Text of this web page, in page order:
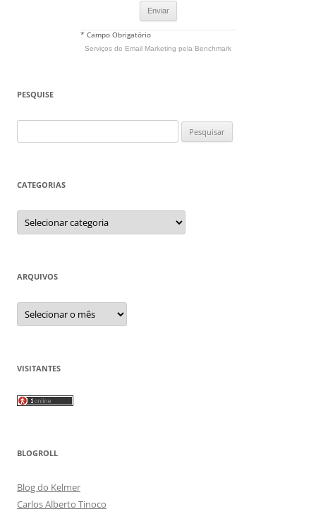
* Campo Obrigatório
Serviços de Email Marketing pela Benchmark
PESQUISE
por:
CATEGORIAS
Categorias
ARQUIVOS
Arquivos
VISITANTES
BLOGROLL
Blog do Kelmer
Carlos Alberto Tinoco